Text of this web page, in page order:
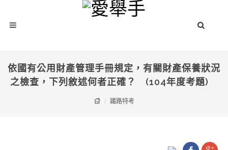
依國有公用財產管理手冊規定，有關財產保養狀況
之檢查，下列敘述何者正確？ (104年度考題)
鐵路特考